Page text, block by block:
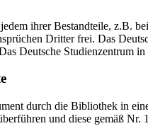
ihrer Bestandteile, z.B.
Dritter frei. Das
Deutsche Studienzentrum
durch die Bibliothek in
und diese gemäß Nr.